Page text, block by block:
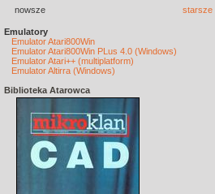
nowsze starsze
Emulatory
Emulator Atari800Win
Emulator Atari800Win PLus 4.0 (Windows)
Emulator Atari++ (multiplatform)
Emulator Altirra (Windows)
Biblioteka Atarowca